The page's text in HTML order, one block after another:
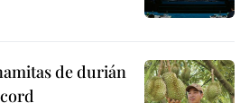
de durián